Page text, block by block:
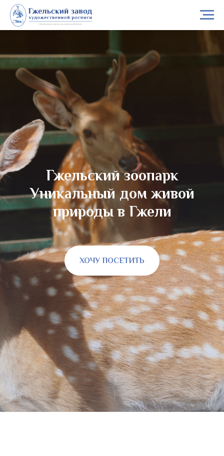
Гжельский зоопарк
Уникальный дом живой
природы в Гжели
ХОЧУ ПОСЕТИТЬ